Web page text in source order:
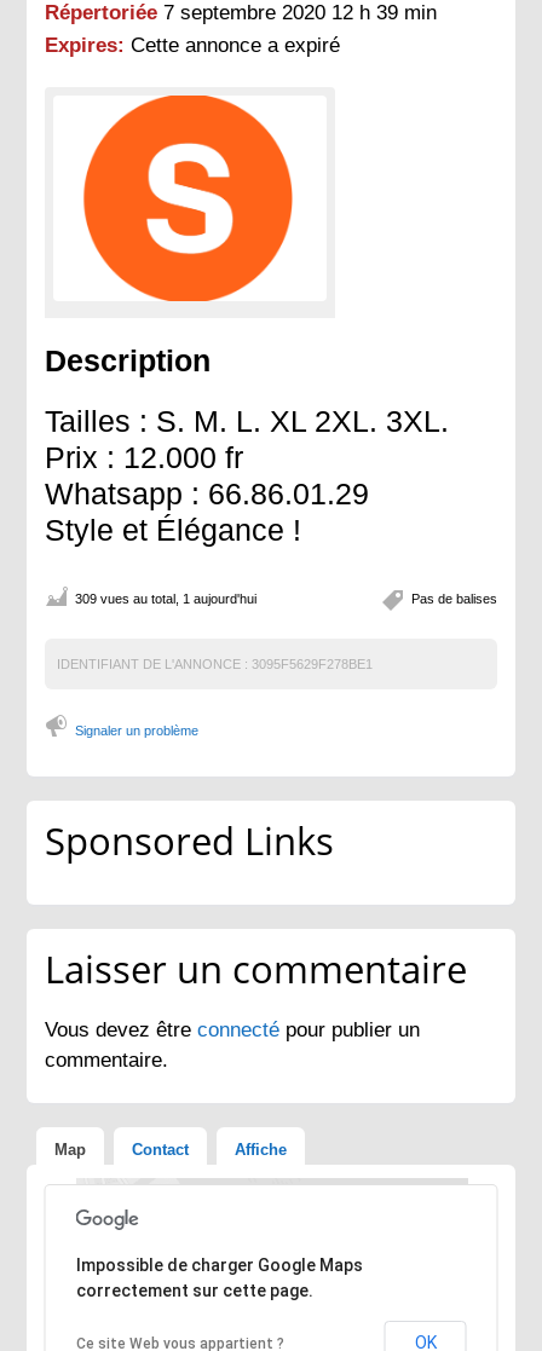
Répertoriée 7 septembre 2020 12 h 39 min
Expires: Cette annonce a expiré
Description
Tailles : S. M. L. XL 2XL. 3XL.
Prix : 12.000 fr
Whatsapp : 66.86.01.29
Style et Élégance !
Pas de balises
309 vues au total, 1 aujourd'hui
IDENTIFIANT DE L'ANNONCE : 3095F5629F278BE1
Signaler un problème
Sponsored Links
Laisser un commentaire
Vous devez êtreconnecté pour publier un
commentaire.
Map Contact Affiche
Désolé, l'adresse n'a pas pu être trouvée.
Impossible de charger Google Maps
correctement sur cette page.
Ce site Web vous appartient ? OK